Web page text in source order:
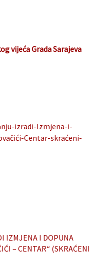
vijeća Grada Sarajeva
izradi-Izmjena-i-
Centar-skraćeni-
IZMJENA I DOPUNA
– CENTAR“ (SKRAĆENI